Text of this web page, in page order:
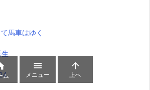
馬車はゆく
ム

メニュー

上へ